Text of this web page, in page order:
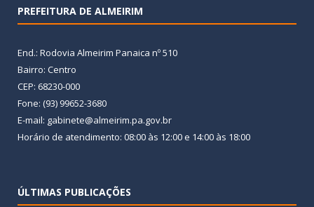
PREFEITURA DE ALMEIRIM
End.: Rodovia Almeirim Panaica nº 510
Bairro: Centro
CEP: 68230-000
Fone: (93) 99652-3680
E-mail: gabinete@almeirim.pa.gov.br
Horário de atendimento: 08:00 às 12:00 e 14:00 às 18:00
ÚLTIMAS PUBLICAÇÕES